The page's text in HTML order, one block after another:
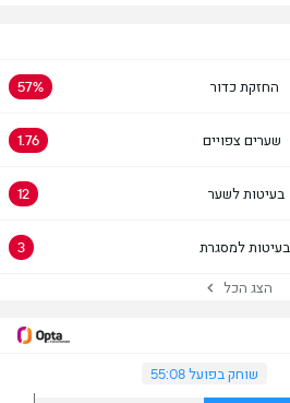
החזקת כדור 57%
שערים צפויים 1.76
בעיטות לשער 12
בעיטות למסגרת 3
הצג הכל
שוחק בפועל 55:08